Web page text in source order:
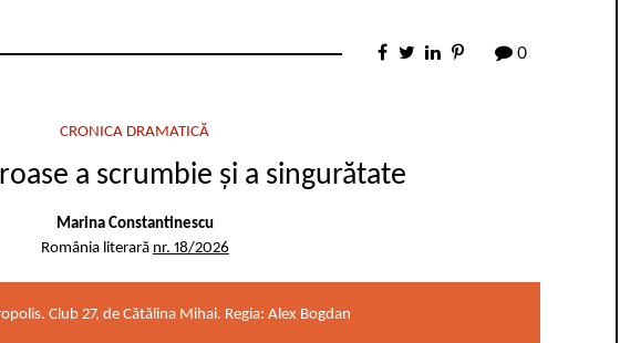
0
CRONICA DRAMATICĂ
a scrumbie și a singurătate
Marina Constantinescu
România literară nr. 18/2026
Club 27, de Cătălina Mihai. Regia: Alex Bogdan